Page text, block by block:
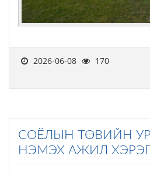
2026-06-08
170
СОЁЛЫН ТӨВИЙН
НЭМЭХ АЖИЛ